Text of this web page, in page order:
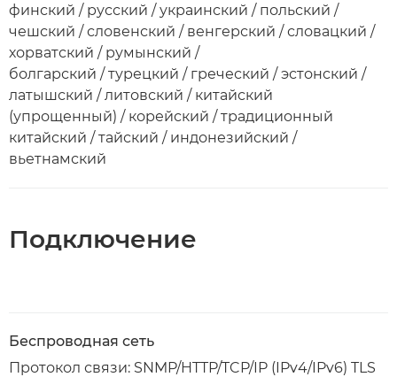
финский / русский / украинский / польский /
чешский / словенский / венгерский / словацкий /
хорватский / румынский /
болгарский / турецкий / греческий / эстонский /
латышский / литовский / китайский
(упрощенный) / корейский / традиционный
китайский / тайский / индонезийский /
вьетнамский
Подключение
Беспроводная сеть
Протокол связи: SNMP/HTTP/TCP/IP (IPv4/IPv6) TLS